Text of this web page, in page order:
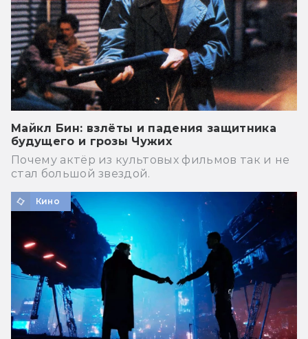
Майкл Бин: взлёты и падения защитника
будущего и грозы Чужих
Почему актёр из культовых фильмов так и не
стал большой звездой.
Кино